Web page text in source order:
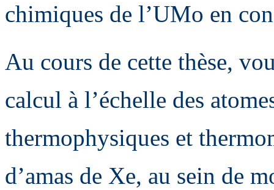
chimiques de l’UMo en
Au cours de cette thèse,
calcul à l’échelle des
thermophysiques et
d’amas de Xe, au sein de